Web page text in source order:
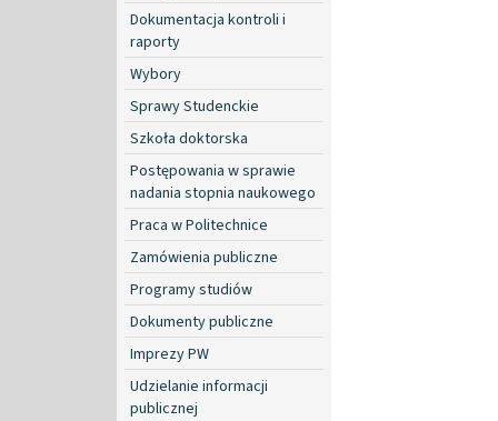
Dokumentacja kontroli i
raporty
Wybory
Sprawy Studenckie
Szkoła doktorska
Postępowania w sprawie
nadania stopnia naukowego
Praca w Politechnice
Zamówienia publiczne
Programy studiów
Dokumenty publiczne
Imprezy PW
Udzielanie informacji
publicznej